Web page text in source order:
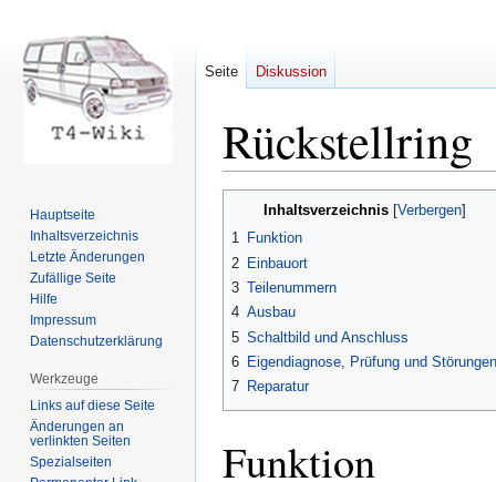
Rückstellring
Inhaltsverzeichnis
1 Funktion
2 Einbauort
3 Teilenummern
4 Ausbau
5 Schaltbild und Anschluss
6 Eigendiagnose, Prüfung und Störungen
7 Reparatur
Funktion
Seite Diskussion
Hauptseite
Inhaltsverzeichnis
Letzte Änderungen
Zufällige Seite
Hilfe
Impressum
Datenschutzerklärung
Werkzeuge
Links auf diese Seite
Änderungen an
verlinkten Seiten
Spezialseiten